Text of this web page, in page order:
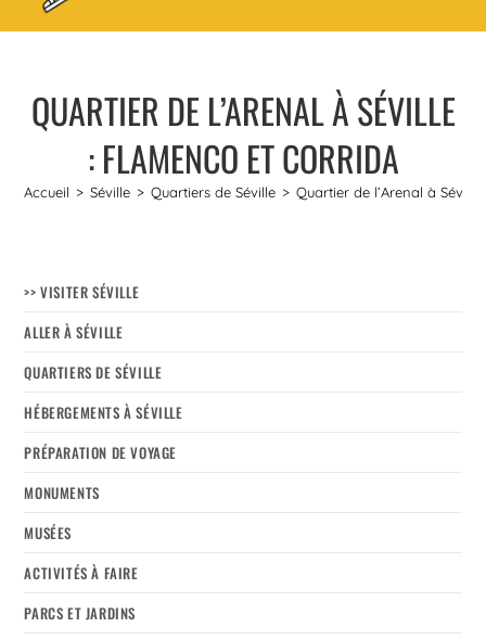
QUARTIER DE L’ARENAL À SÉVILLE
: FLAMENCO ET CORRIDA
Accueil > Séville > Quartiers de Séville > Quartier de l’Arenal à
>> VISITER SÉVILLE
ALLER À SÉVILLE
QUARTIERS DE SÉVILLE
HÉBERGEMENTS À SÉVILLE
PRÉPARATION DE VOYAGE
MONUMENTS
MUSÉES
ACTIVITÉS À FAIRE
PARCS ET JARDINS